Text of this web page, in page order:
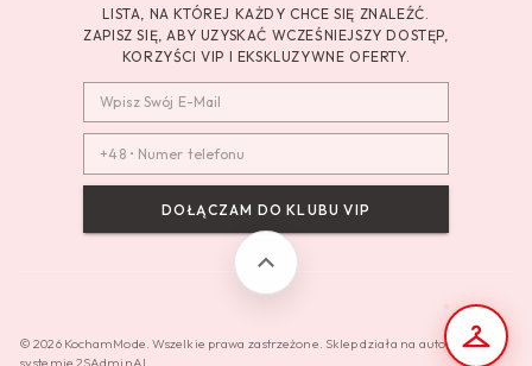
LISTA, NA KTÓREJ KAŻDY CHCE SIĘ ZNALEŹĆ.
ZAPISZ SIĘ, ABY UZYSKAĆ WCZEŚNIEJSZY DOSTĘP,
KORZYŚCI VIP I EKSKLUZYWNE OFERTY.
DOŁĄCZAM DO KLUBU VIP
© 2026 KochamMode. Wszelkie prawa zastrzeżone. Sklep działa na autorskim